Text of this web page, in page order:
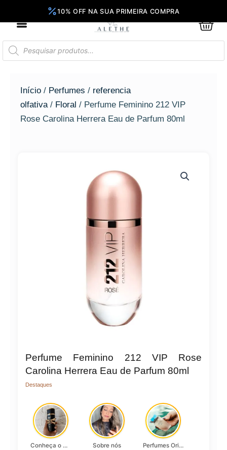
conteúdo
Pesquisar
produtos
Início / Perfumes / referencia
olfativa / Floral / Perfume Feminino 212 VIP
Rose Carolina Herrera Eau de Parfum 80ml
Perfume Feminino 212 VIP Rose
Carolina Herrera Eau de Parfum 80ml
Destaques
Conheça o Asad, da Lattafa… Sobre nós Perfumes Originais